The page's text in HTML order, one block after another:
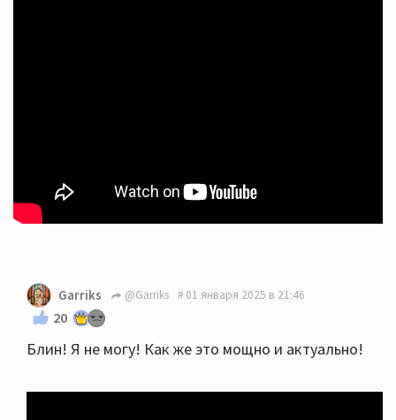
Garriks @Garriks 01 января 2025 в 21:46
20
Блин! Я не могу! Как же это мощно и актуально!